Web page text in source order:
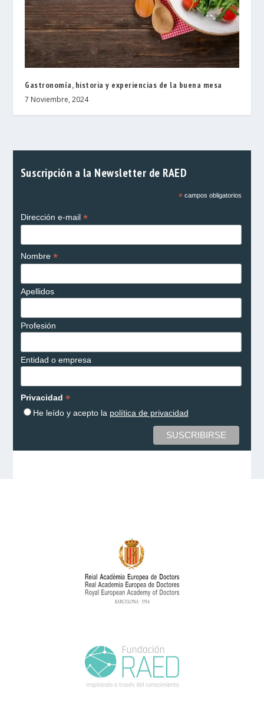
Gastronomía, historia y experiencias de la buena mesa
7 Noviembre, 2024
Suscripción a la Newsletter de RAED
*campos obligatorios
Dirección e-mail *
Nombre *
Apellidos
Profesión
Entidad o empresa
Privacidad *
He leído y acepto la política de privacidad